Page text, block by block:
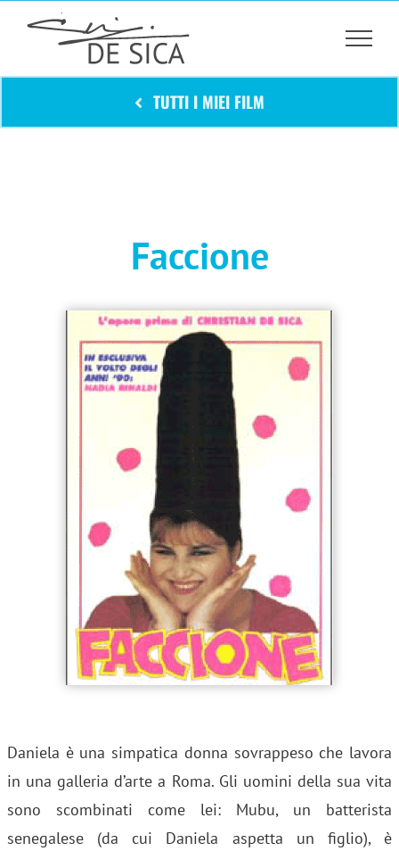
TUTTI I MIEI FILM
Faccione
Daniela è una simpatica donna sovrappeso che lavora
in una galleria d’arte a Roma. Gli uomini della sua vita
sono scombinati come lei: Mubu, un batterista
senegalese (da cui Daniela aspetta un figlio), è